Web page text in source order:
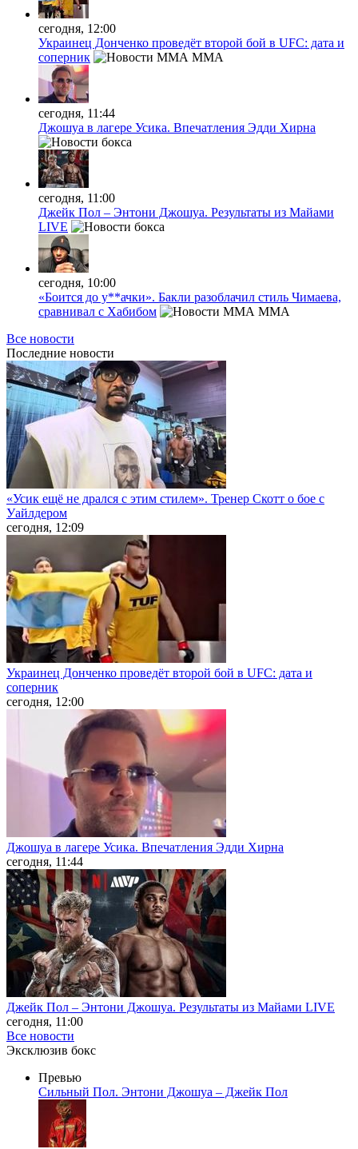
сегодня, 12:00
Украинец Донченко проведёт второй бой в UFC: дата и
соперник
MMA
сегодня, 11:44
Джошуа в лагере Усика. Впечатления Эдди Хирна
сегодня, 11:00
Джейк Пол – Энтони Джошуа. Результаты из Майами
LIVE
сегодня, 10:00
«Боится до у**ачки». Бакли разоблачил стиль Чимаева,
сравнивал с Хабибом
MMA
Все новости
Последние новости
«Усик ещё не дрался с этим стилем». Тренер Скотт о бое с
Уайлдером
сегодня, 12:09
Украинец Донченко проведёт второй бой в UFC: дата и
соперник
сегодня, 12:00
Джошуа в лагере Усика. Впечатления Эдди Хирна
сегодня, 11:44
Джейк Пол – Энтони Джошуа. Результаты из Майами LIVE
сегодня, 11:00
Все новости
Эксклюзив бокс
Превью
Сильный Пол. Энтони Джошуа – Джейк Пол